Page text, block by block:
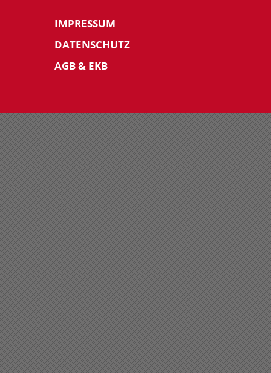
IMPRESSUM
DATENSCHUTZ
AGB & EKB